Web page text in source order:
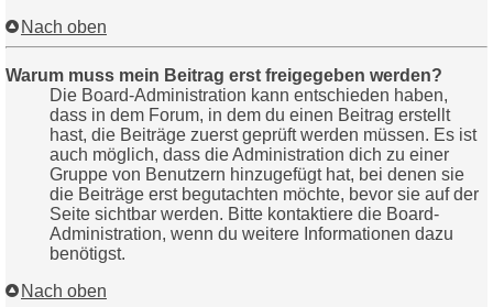
Nach oben
Warum muss mein Beitrag erst freigegeben werden?
Die Board-Administration kann entschieden haben,
dass in dem Forum, in dem du einen Beitrag erstellt
hast, die Beiträge zuerst geprüft werden müssen. Es ist
auch möglich, dass die Administration dich zu einer
Gruppe von Benutzern hinzugefügt hat, bei denen sie
die Beiträge erst begutachten möchte, bevor sie auf der
Seite sichtbar werden. Bitte kontaktiere die Board-
Administration, wenn du weitere Informationen dazu
benötigst.
Nach oben